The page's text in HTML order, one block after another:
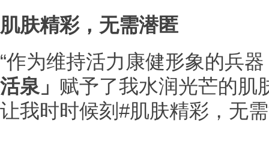
肌肤精彩，无需潜匿
“作为维持活力康健形象的兵器
活泉」 赋予了我水润光芒的肌
让我时时候刻#肌肤精彩，无